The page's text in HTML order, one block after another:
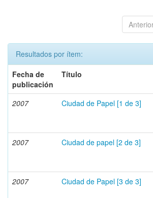
Resultados por ítem:
Fecha de
publicación
Título
2007 Ciudad de Papel [1 de 3]
2007
Ciudad de papel [2 de 3]
2007
Ciudad de Papel [3 de 3]